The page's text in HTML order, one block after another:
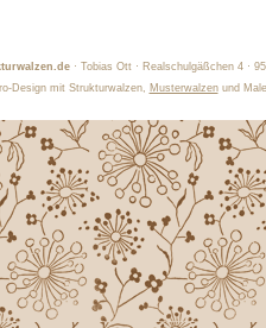
· Tobias Ott · Realschulgäßchen 4 ·
Design mit Strukturwalzen,
Musterwalzenund